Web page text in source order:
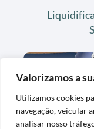
Valorizamos a
Utilizamos cookies
navegação, veicular
analisar nosso